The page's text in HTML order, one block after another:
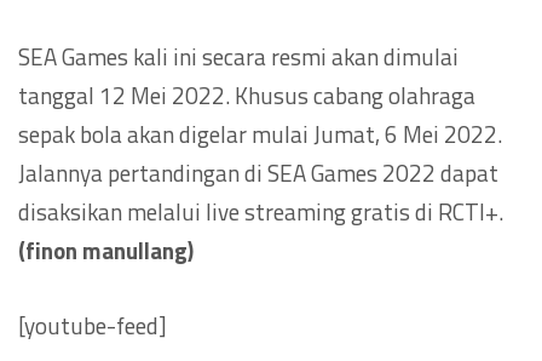
SEA Games kali ini secara resmi akan dimulai
tanggal 12 Mei 2022. Khusus cabang olahraga
sepak bola akan digelar mulai Jumat, 6 Mei 2022.
Jalannya pertandingan di SEA Games 2022 dapat
disaksikan melalui live streaming gratis di RCTI+.
(finon manullang)
[youtube-feed]